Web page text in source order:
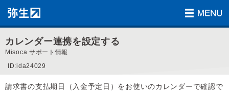
カレンダー連携を設定する
Misoca サポート情報
ID:ida24029
請求書の支払期日（入金予定日）をお使いのカレンダーで確認で